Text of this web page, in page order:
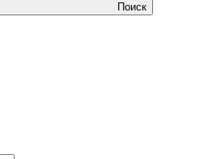
Поиск